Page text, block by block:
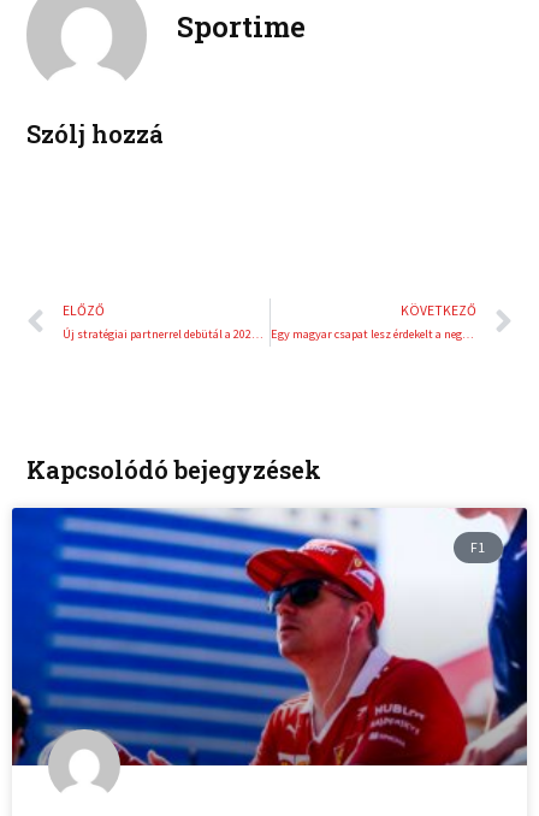
n
r
Sportime
Szólj hozzá
Előző
ELŐZŐ
Új stratégiai partnerrel debütál a 2024-es AMTS
KÖVETKEZŐ
Egy magyar csapat lesz érdekelt a negyeddöntők során a teke BL-ben
Kapcsolódó bejegyzések
F1